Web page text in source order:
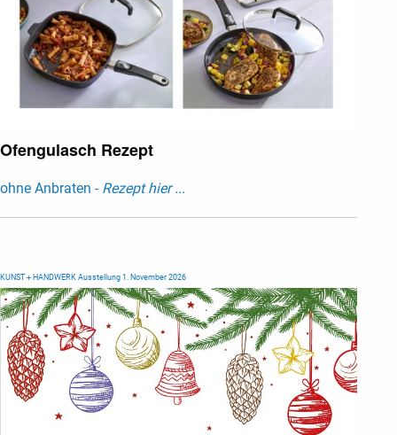
Ofengulasch Rezept
ohne Anbraten - Rezept hier ...
KUNST + HANDWERK Ausstellung 1. November 2026